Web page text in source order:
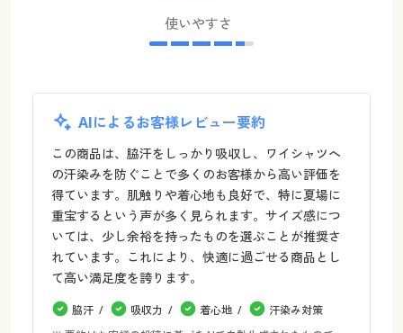
使いやすさ
AIによるお客様レビュー要約
この商品は、脇汗をしっかり吸収し、ワイシャツへ
の汗染みを防ぐことで多くのお客様から高い評価を
得ています。肌触りや着心地も良好で、特に夏場に
重宝するという声が多く見られます。サイズ感につ
いては、少し余裕を持ったものを選ぶことが推奨さ
れています。これにより、快適に過ごせる商品とし
て高い満足度を誇ります。
脇汗 吸収力 着心地
汗染み対策